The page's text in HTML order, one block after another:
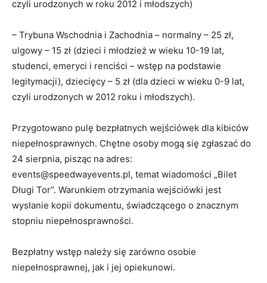
czyli urodzonych w roku 2012 i młodszych)
– Trybuna Wschodnia i Zachodnia – normalny – 25 zł,
ulgowy – 15 zł (dzieci i młodzież w wieku 10-19 lat,
studenci, emeryci i renciści – wstęp na podstawie
legitymacji), dziecięcy – 5 zł (dla dzieci w wieku 0-9 lat,
czyli urodzonych w 2012 roku i młodszych).
Przygotowano pulę bezpłatnych wejściówek dla kibiców
niepełnosprawnych. Chętne osoby mogą się zgłaszać do
24 sierpnia, pisząc na adres:
events@speedwayevents.pl, temat wiadomości „Bilet
Długi Tor”. Warunkiem otrzymania wejściówki jest
wysłanie kopii dokumentu, świadczącego o znacznym
stopniu niepełnosprawności.
Bezpłatny wstęp należy się zarówno osobie
niepełnosprawnej, jak i jej opiekunowi.